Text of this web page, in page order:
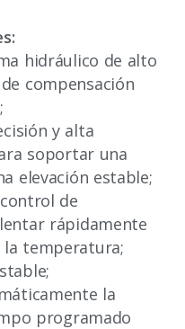
hidráulico de alto
compensación
y alta
soportar una
elevación estable;
de
rápidamente
temperatura;
la
programado